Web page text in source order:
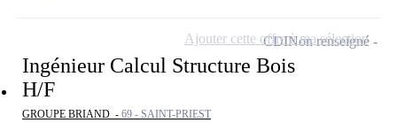
Ingénieur Calcul Structure Bois
H/F
GROUPE BRIAND - 69 - SAINT-PRIEST
CDINon renseigné
Ajouter cette offre à ma sélection